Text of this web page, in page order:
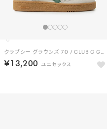
クラブシー グラウンズ 70 / CLUB C GROUNDS 70 （ヴィンテージチョーク）
￥13,200